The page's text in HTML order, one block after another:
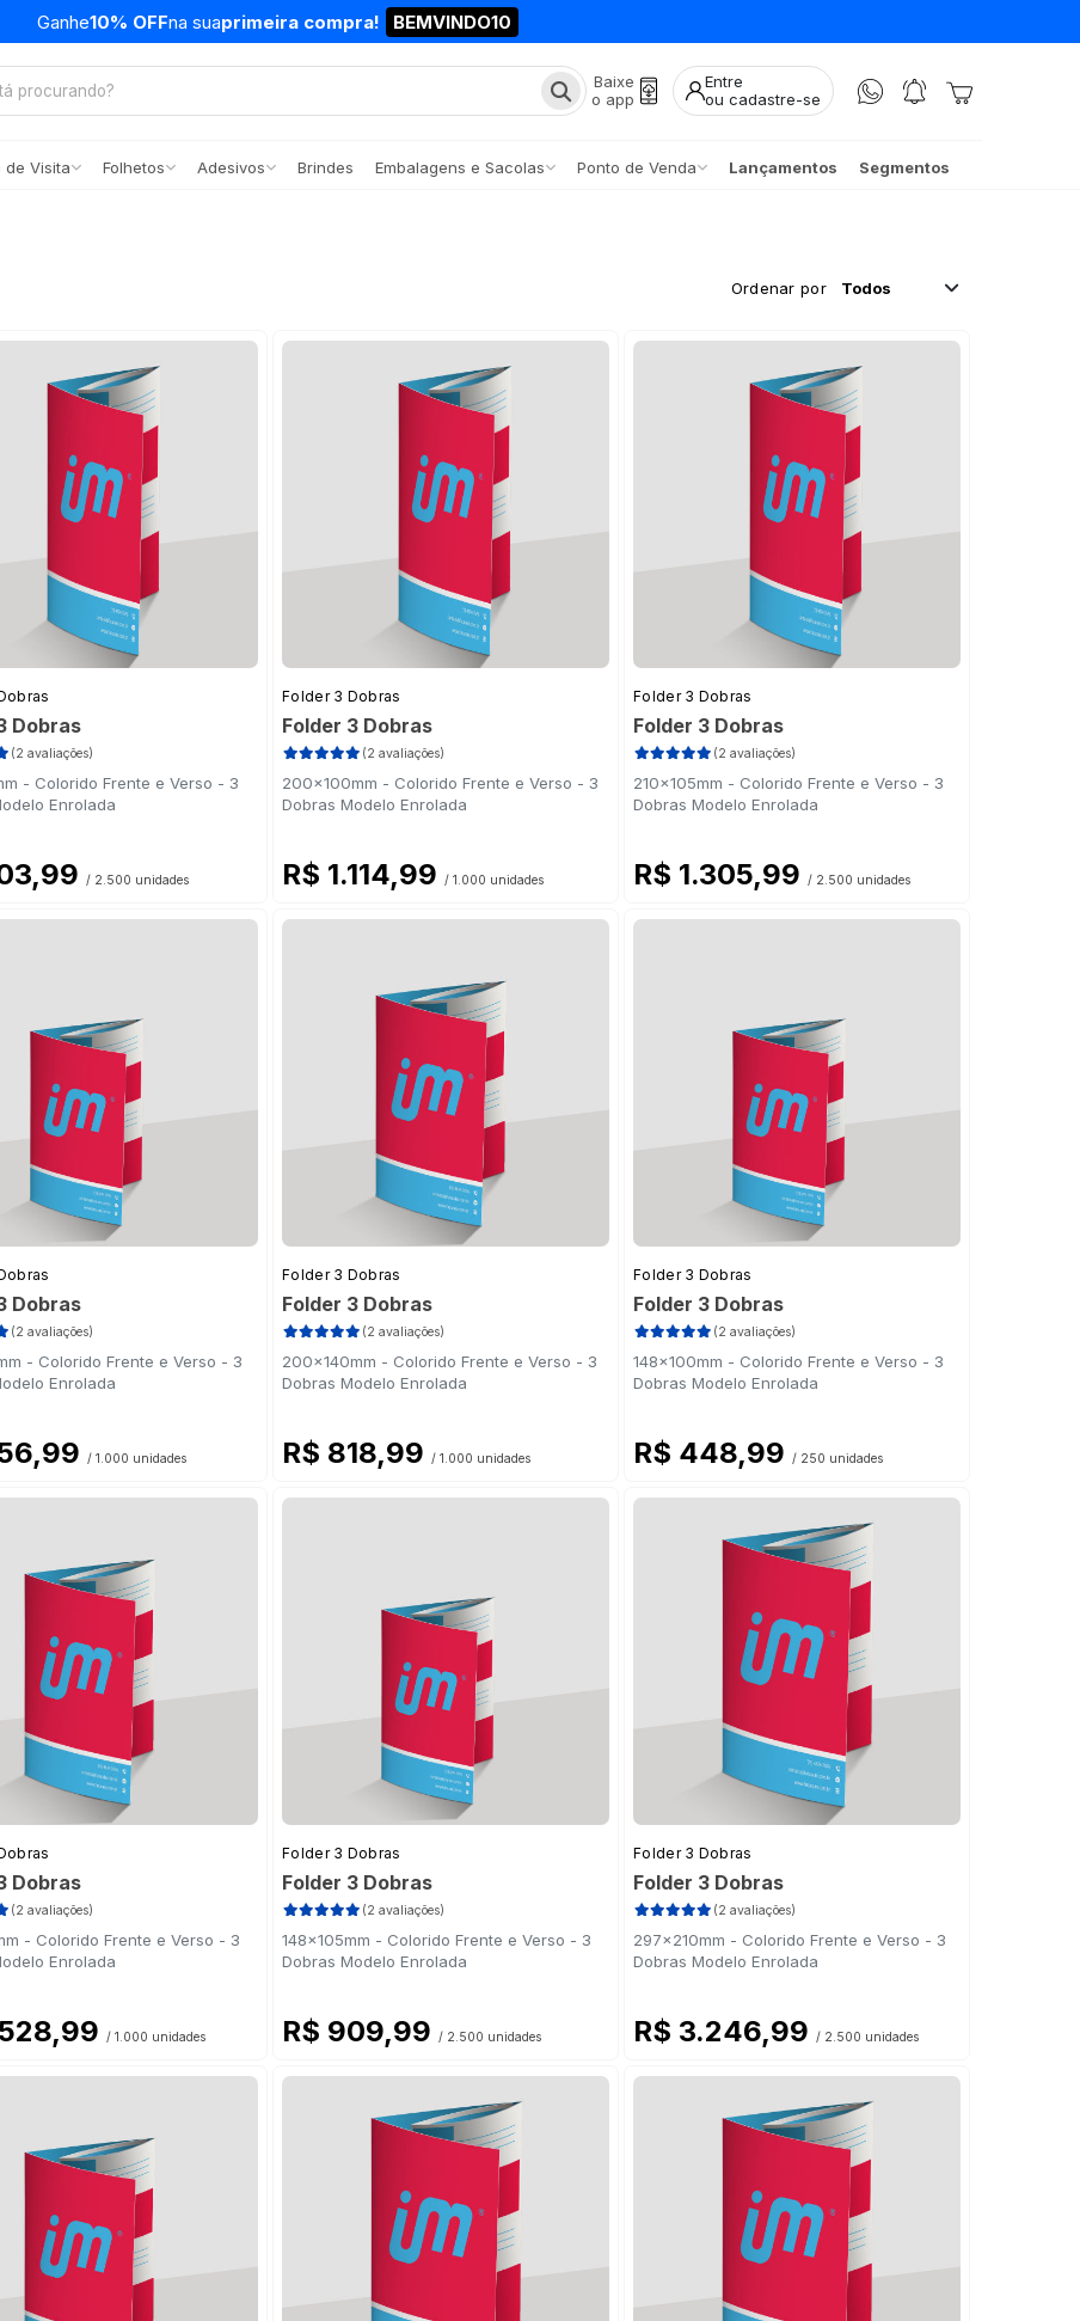
Ganhe10% OFFna suaprimeira compra! BEMVINDO10
Baixe
o app
Entre
ou cadastre-se
de Visita Folhetos Adesivos Brindes Embalagens e Sacolas Ponto de Venda Lançamentos Segmentos
Ordenar por
Dobras
(2 avaliações)
- Colorido Frente e Verso - 3
Enrolada
/ 2.500 unidades
Folder 3 Dobras
Folder 3 Dobras
(2 avaliações)
200x100mm - Colorido Frente e Verso - 3
Dobras Modelo Enrolada
R$ 1.114,99 / 1.000 unidades
Folder 3 Dobras
Folder 3 Dobras
(2 avaliações)
210x105mm - Colorido Frente e Verso - 3
Dobras Modelo Enrolada
R$ 1.305,99 / 2.500 unidades
Dobras
(2 avaliações)
- Colorido Frente e Verso - 3
Enrolada
/ 1.000 unidades
Folder 3 Dobras
Folder 3 Dobras
(2 avaliações)
200x140mm - Colorido Frente e Verso - 3
Dobras Modelo Enrolada
R$ 818,99 / 1.000 unidades
Folder 3 Dobras
Folder 3 Dobras
(2 avaliações)
148x100mm - Colorido Frente e Verso - 3
Dobras Modelo Enrolada
R$ 448,99 / 250 unidades
Dobras
(2 avaliações)
- Colorido Frente e Verso - 3
Enrolada
/ 1.000 unidades
Folder 3 Dobras
Folder 3 Dobras
(2 avaliações)
148x105mm - Colorido Frente e Verso - 3
Dobras Modelo Enrolada
R$ 909,99 / 2.500 unidades
Folder 3 Dobras
Folder 3 Dobras
(2 avaliações)
297x210mm - Colorido Frente e Verso - 3
Dobras Modelo Enrolada
R$ 3.246,99 / 2.500 unidades